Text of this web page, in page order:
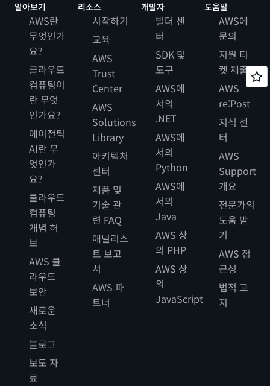
알아보기
AWS란
무엇인가
요?
클라우드
컴퓨팅이
란 무엇
인가요?
에이전틱
AI란 무
엇인가
요?
클라우드
컴퓨팅
개념 허
브
AWS 클
라우드
보안
새로운
소식
블로그
보도 자
료
리소스
시작하기
교육
AWS
Trust
Center
AWS
Solutions
Library
아키텍처
센터
제품 및
기술 관
련 FAQ
애널리스
트 보고
서
AWS 파
트너
개발자
빌더 센
터
SDK 및
도구
AWS에
서의
.NET
AWS에
서의
Python
AWS에
서의
Java
AWS 상
의 PHP
AWS 상
의
JavaScript
도움말
AWS에
문의
지원 티
켓 제출
AWS
re:Post
지식 센
터
AWS
Support
개요
전문가의
도움 받
기
AWS 접
근성
법적 고
지